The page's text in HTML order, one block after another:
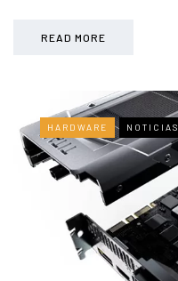
READ MORE
HARDWARE NOTICIAS